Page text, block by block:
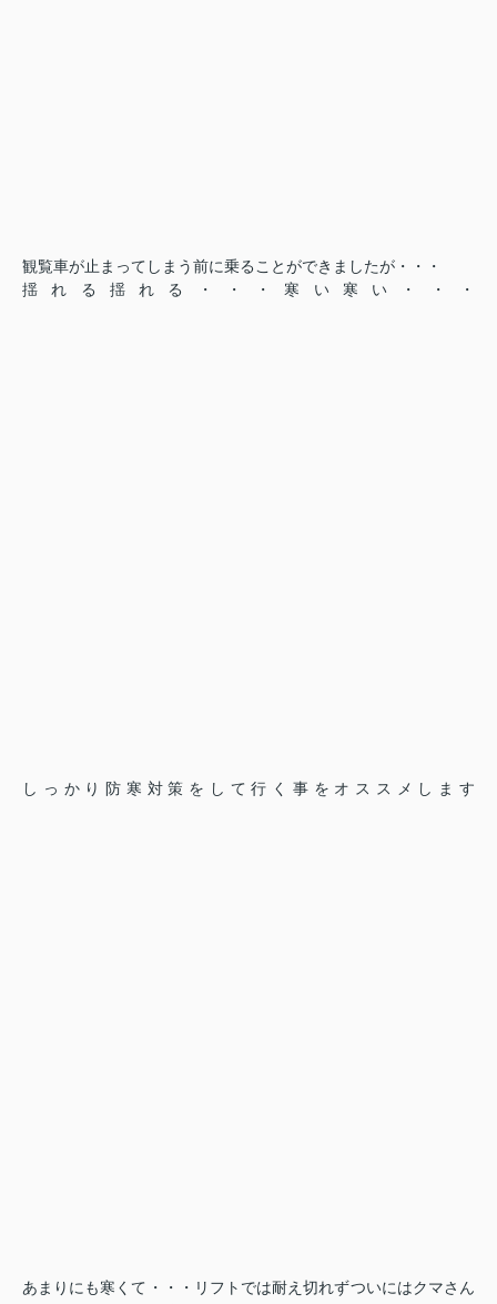
観覧車が止まってしまう前に乗ることができましたが・・・
揺れる揺れる・・・寒い寒い・・・
しっかり防寒対策をして行く事をオススメします
あまりにも寒くて・・・リフトでは耐え切れずついにはクマさん